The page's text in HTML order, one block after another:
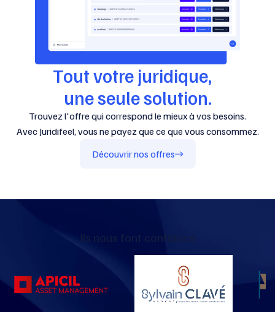
Tout votre juridique,
une seule solution.
Trouvez l'offre qui correspond le mieux à vos besoins.
Avec Juridifeel, vous ne payez que ce que vous consommez.
Découvrir nos offres
Ils nous font confiance